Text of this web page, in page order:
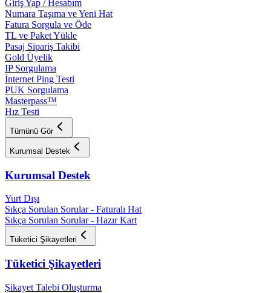
Giriş Yap / Hesabım
Numara Taşıma ve Yeni Hat
Fatura Sorgula ve Öde
TL ve Paket Yükle
Pasaj Sipariş Takibi
Gold Üyelik
IP Sorgulama
İnternet Ping Testi
PUK Sorgulama
Masterpass™
Hız Testi
Tümünü Gör
Kurumsal Destek
Kurumsal Destek
Yurt Dışı
Sıkça Sorulan Sorular - Faturalı Hat
Sıkça Sorulan Sorular - Hazır Kart
Tüketici Şikayetleri
Tüketici Şikayetleri
Şikayet Talebi Oluşturma